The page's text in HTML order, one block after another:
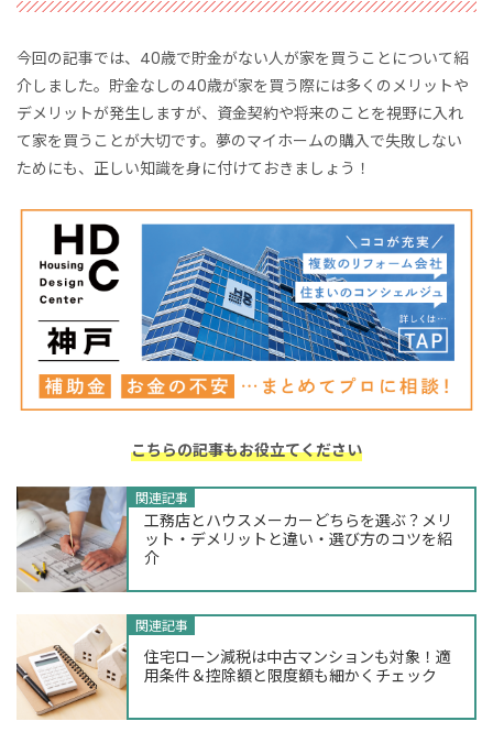
今回の記事では、40歳で貯金がない人が家を買うことについて紹
介しました。貯金なしの40歳が家を買う際には多くのメリットや
デメリットが発生しますが、資金契約や将来のことを視野に入れ
て家を買うことが大切です。夢のマイホームの購入で失敗しない
ためにも、正しい知識を身に付けておきましょう！
こちらの記事もお役立てください
関連記事
工務店とハウスメーカーどちらを選ぶ？メリ
ット・デメリットと違い・選び方のコツを紹
介
関連記事
住宅ローン減税は中古マンションも対象！適
用条件＆控除額と限度額も細かくチェック